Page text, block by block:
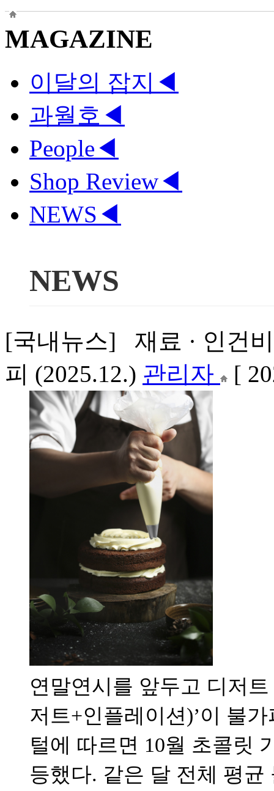
MAGAZINE
이달의 잡지 ◀
과월호 ◀
People◀
Shop Review◀
NEWS ◀
NEWS
[국내뉴스] 재료 · 인건
피 (2025.12.) 관리자 [
연말연시를 앞두고 디저
저트+인플레이션)’이 불
털에 따르면 10월 초콜릿
등했다. 같은 달 전체 평균